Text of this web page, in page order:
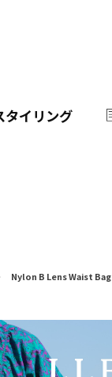
タイリング
Nylon B Lens Waist Bag